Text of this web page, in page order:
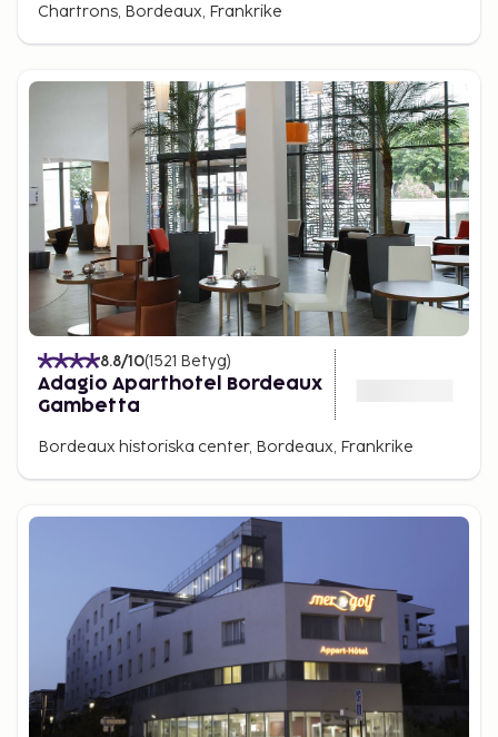
Chartrons, Bordeaux, Frankrike
8.8/10(1521 Betyg)
Adagio Aparthotel Bordeaux
Gambetta
Bordeaux historiska center, Bordeaux, Frankrike